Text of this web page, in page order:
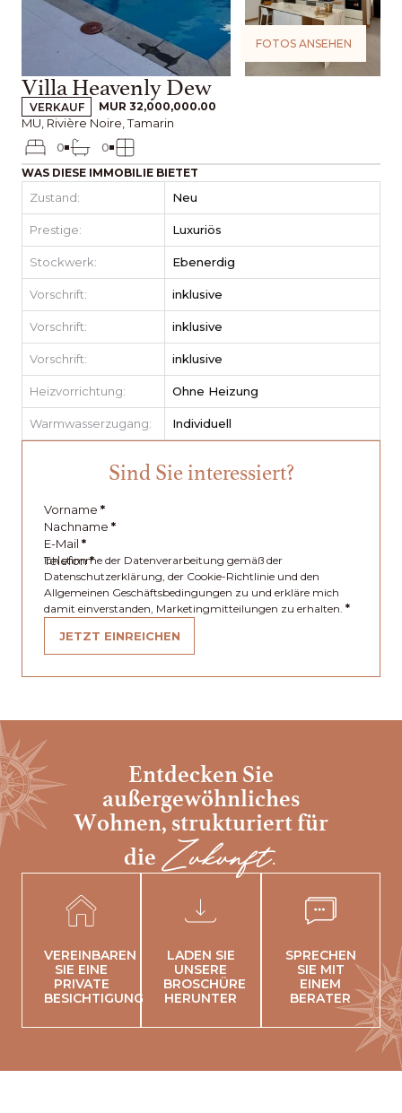
FOTOS ANSEHEN
Villa Heavenly Dew
VERKAUF MUR 32,000,000.00
MU, Rivière Noire, Tamarin
0
0
WAS DIESE IMMOBILIE BIETET
Zustand: Neu
Prestige: Luxuriös
Stockwerk: Ebenerdig
Vorschrift: inklusive
Vorschrift: inklusive
Vorschrift: inklusive
Heizvorrichtung: Ohne Heizung
Warmwasserzugang: Individuell
Sind Sie interessiert?
Vorname *
Nachname *
E-Mail *
Telefon*
Ich stimme der Datenverarbeitung gemäß der
Datenschutzerklärung, der Cookie-Richtlinie und den
Allgemeinen Geschäftsbedingungen zu und erkläre mich
damit einverstanden, Marketingmitteilungen zu erhalten. *
JETZT EINREICHEN
Entdecken Sie
außergewöhnliches
Wohnen, strukturiert für
die Zukunft.
VEREINBAREN
SIE EINE
PRIVATE
BESICHTIGUNG
LADEN SIE
UNSERE
BROSCHÜRE
HERUNTER
SPRECHEN
SIE MIT
EINEM
BERATER